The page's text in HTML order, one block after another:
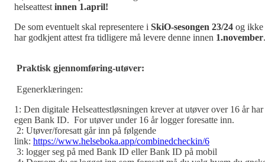
helseattest innen 1.april!
De som eventuelt skal representere i SkiO-sesongen 23/24 og ikke
har godkjent attest fra tidligere må levere denne innen 1.november
Praktisk gjennomføring-utøver:
Egenerklæringen:
1: Den digitale Helseattestløsningen krever at utøver over 16 år har
egen Bank ID. For utøver under 16 år logger foresatte inn.
2: Utøver/foresatt går inn på følgende
link: https://www.helseboka.app/combinedcheckin/6
3: logger seg på med Bank ID eller Bank ID på mobil